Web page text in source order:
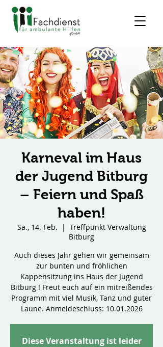
Karneval im Haus
der Jugend Bitburg
– Feiern und Spaß
haben!
Sa., 14. Feb.
  |
Treffpunkt Verwaltung
Bitburg
Auch dieses Jahr gehen wir gemeinsam
zur bunten und fröhlichen
Kappensitzung ins Haus der Jugend
Bitburg ! Freut euch auf ein mitreißendes
Programm mit viel Musik, Tanz und guter
Laune. Anmeldeschluss: 10.01.2026
Diese Veranstaltung ist leider